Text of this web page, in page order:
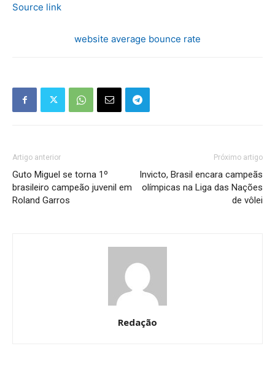
Source link
website average bounce rate
Artigo anterior
Guto Miguel se torna 1º
brasileiro campeão juvenil em
Roland Garros
Próximo artigo
Invicto, Brasil encara campeãs
olímpicas na Liga das Nações
de vôlei
Redação